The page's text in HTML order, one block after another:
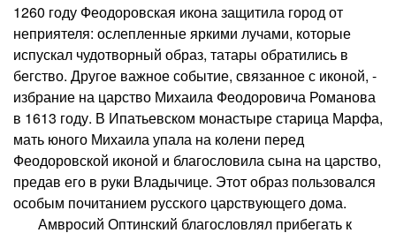
1260 году Феодоровская икона защитила город от
неприятеля: ослепленные яркими лучами, которые
испускал чудотворный образ, татары обратились в
бегство. Другое важное событие, связанное с иконой, -
избрание на царство Михаила Феодоровича Романова
в 1613 году. В Ипатьевском монастыре старица Марфа,
мать юного Михаила упала на колени перед
Феодоровской иконой и благословила сына на царство,
предав его в руки Владычице. Этот образ пользовался
особым почитанием русского царствующего дома.
Амвросий Оптинский благословлял прибегать к